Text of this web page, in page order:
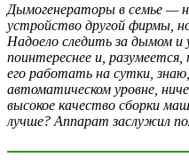
Дымогенераторы в семье —
устройство другой фирмы,
Надоело следить за дымом и
поинтереснее и,
его работать на сутки,
автоматическом уровне,
высокое качество сборки
лучше? Аппарат заслужил